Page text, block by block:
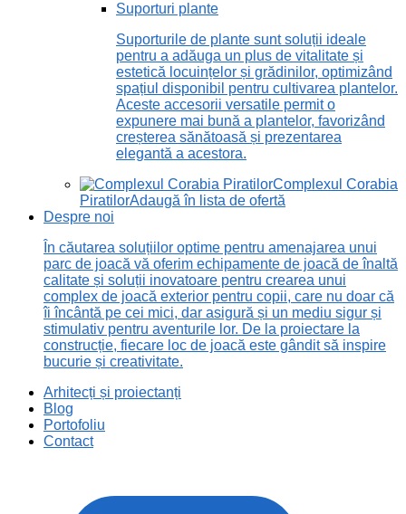
Suporturi plante
Suporturile de plante sunt soluții ideale
pentru a adăuga un plus de vitalitate și
estetică locuințelor și grădinilor, optimizând
spațiul disponibil pentru cultivarea plantelor.
Aceste accesorii versatile permit o
expunere mai bună a plantelor, favorizând
creșterea sănătoasă și prezentarea
elegantă a acestora.
Complexul Corabia
PiratilorAdaugă în lista de ofertă
Despre noi
În căutarea soluțiilor optime pentru amenajarea unui
parc de joacă vă oferim echipamente de joacă de înaltă
calitate și soluții inovatoare pentru crearea unui
complex de joacă exterior pentru copii, care nu doar că
îi încântă pe cei mici, dar asigură și un mediu sigur și
stimulativ pentru aventurile lor. De la proiectare la
construcție, fiecare loc de joacă este gândit să inspire
bucurie și creativitate.
Arhitecți și proiectanți
Blog
Portofoliu
Contact